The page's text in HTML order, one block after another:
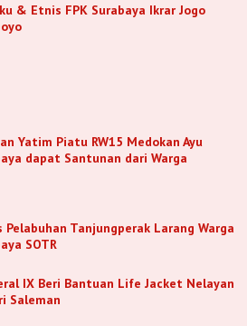
& Etnis FPK Surabaya Ikrar Jogo
Yatim Piatu RW15 Medokan Ayu
dapat Santunan dari Warga
Pelabuhan Tanjungperak Larang Warga
SOTR
IX Beri Bantuan Life Jacket Nelayan
Saleman